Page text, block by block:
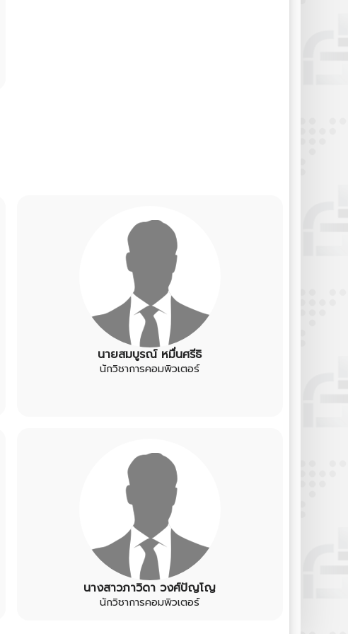
นายสมบูรณ์ หมื่นศรีธิ
นักวิชาการคอมพิวเตอร์
นางสาวภาวิดา วงศ์ปัญโญ
นักวิชาการคอมพิวเตอร์